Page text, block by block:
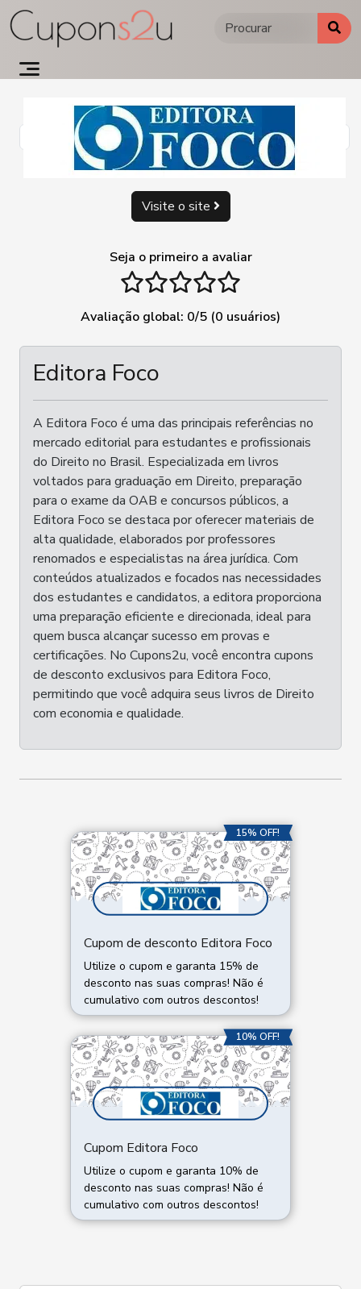
para
conteúdo
Visite o site
Seja o primeiro a avaliar
4 stars
3 stars
2 stars
1 stars
Avaliação global: 0/5 (0 usuários)
Editora Foco
A Editora Foco é uma das principais referências no
mercado editorial para estudantes e profissionais
do Direito no Brasil. Especializada em livros
voltados para graduação em Direito, preparação
para o exame da OAB e concursos públicos, a
Editora Foco se destaca por oferecer materiais de
alta qualidade, elaborados por professores
renomados e especialistas na área jurídica. Com
conteúdos atualizados e focados nas necessidades
dos estudantes e candidatos, a editora proporciona
uma preparação eficiente e direcionada, ideal para
quem busca alcançar sucesso em provas e
certificações. No Cupons2u, você encontra cupons
de desconto exclusivos para Editora Foco,
permitindo que você adquira seus livros de Direito
com economia e qualidade.
15% OFF!
Cupom de desconto Editora Foco
Utilize o cupom e garanta 15% de
desconto nas suas compras! Não é
cumulativo com outros descontos!
10% OFF!
Cupom Editora Foco
Utilize o cupom e garanta 10% de
desconto nas suas compras! Não é
cumulativo com outros descontos!